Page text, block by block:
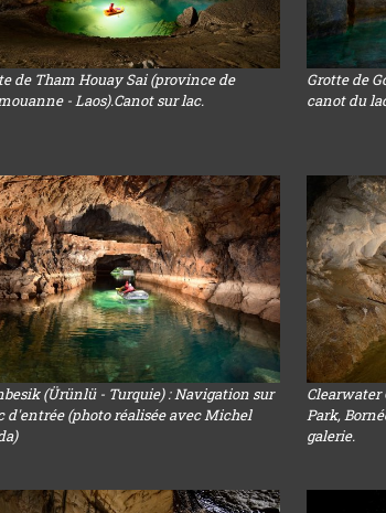
de Tham Houay Sai (province de
- Laos).Canot sur lac.
Grotte de
canot du
(Ürünlü - Turquie) : Navigation sur
d'entrée (photo réalisée avec Michel
Clearwater
Park,
galerie.